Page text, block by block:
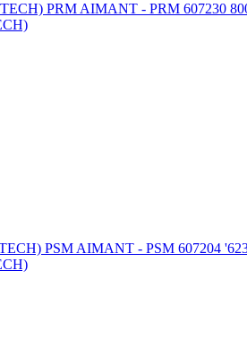
PRM AIMANT - PRM 607230
PSM AIMANT - PSM 607204